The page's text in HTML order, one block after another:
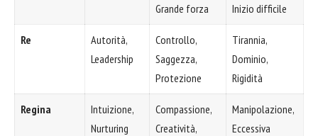
Grande forza
Inizio difficile
Re
Autorità,
Leadership
Controllo,
Saggezza,
Protezione
Tirannia,
Dominio,
Rigidità
Regina
Intuizione,
Nurturing
Compassione,
Creatività,
Manipolazione,
Eccessiva